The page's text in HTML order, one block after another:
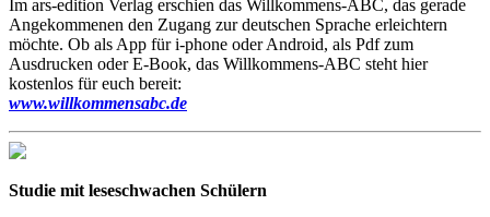
Im ars-edition Verlag erschien das Willkommens-ABC, das gerade
Angekommenen den Zugang zur deutschen Sprache erleichtern
möchte. Ob als App für i-phone oder Android, als Pdf zum
Ausdrucken oder E-Book, das Willkommens-ABC steht hier
kostenlos für euch bereit:
www.willkommensabc.de
Studie mit leseschwachen Schülern